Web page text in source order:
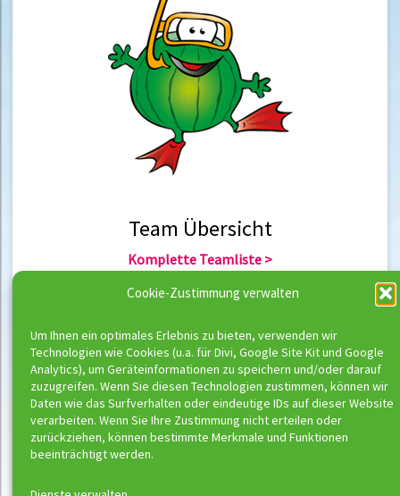
Cookie-Zustimmung verwalten
Um Ihnen ein optimales Erlebnis zu bieten, verwenden wir
Technologien wie Cookies (u.a. für Divi, Google Site Kit und Google
Analytics), um Geräteinformationen zu speichern und/oder darauf
zuzugreifen. Wenn Sie diesen Technologien zustimmen, können wir
Daten wie das Surfverhalten oder eindeutige IDs auf dieser Website
verarbeiten. Wenn Sie Ihre Zustimmung nicht erteilen oder
zurückziehen, können bestimmte Merkmale und Funktionen
beeinträchtigt werden.
Team Übersicht
Komplette Teamliste >
Team Hannover >
Team Übersicht
Komplette Trainerliste >
Trainer Berlin >
Trainer Hannover >